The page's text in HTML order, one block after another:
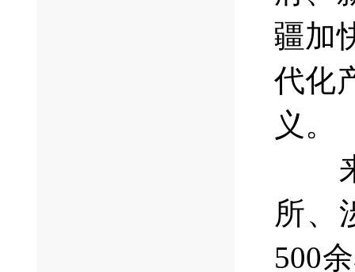
疆加
代化
义。
来
所、
500